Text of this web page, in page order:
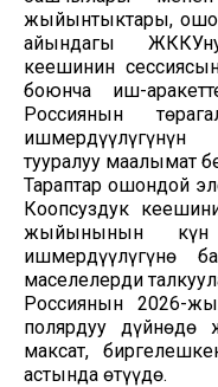
жыйынтыктары,
айындагы
кеңешинин
боюнча иш-
Россиянын
тууралуу маалымат
Тараптар ошондой
Коопсуздук
жыйынынын
ишмердүүлүгүнө
маселелерди
Россиянын 2026-
полярдуу дүйнөдө
максат,
астында өтүүдө.